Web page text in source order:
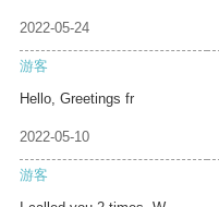
2022-05-24
游客
Hello, Greetings fr
2022-05-10
游客